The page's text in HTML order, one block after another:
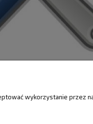
O FIRMIE
wykorzystanie przez